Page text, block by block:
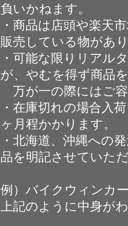
負いかねます。
・商品は店頭や楽天
販売している物があ
・可能な限りリアル
が、やむを得ず商品
万が一の際にはご
・在庫切れの場合入
ヶ月程かかります。
・北海道、沖縄への
品を明記させていた
例）バイクウィンカ
上記のように中身が